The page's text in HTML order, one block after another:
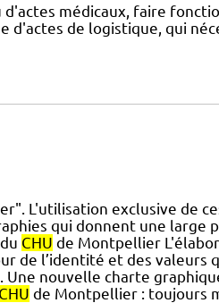
médicaux, faire
d'actes de logistique, qui
L'utilisation exclusive de
qui donnent une large
CHU de Montpellier
de l’identité et des valeurs
nouvelle charte
CHU de Montpellier : toujours